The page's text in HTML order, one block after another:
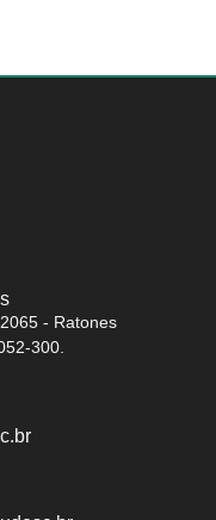
- Ratones
300.